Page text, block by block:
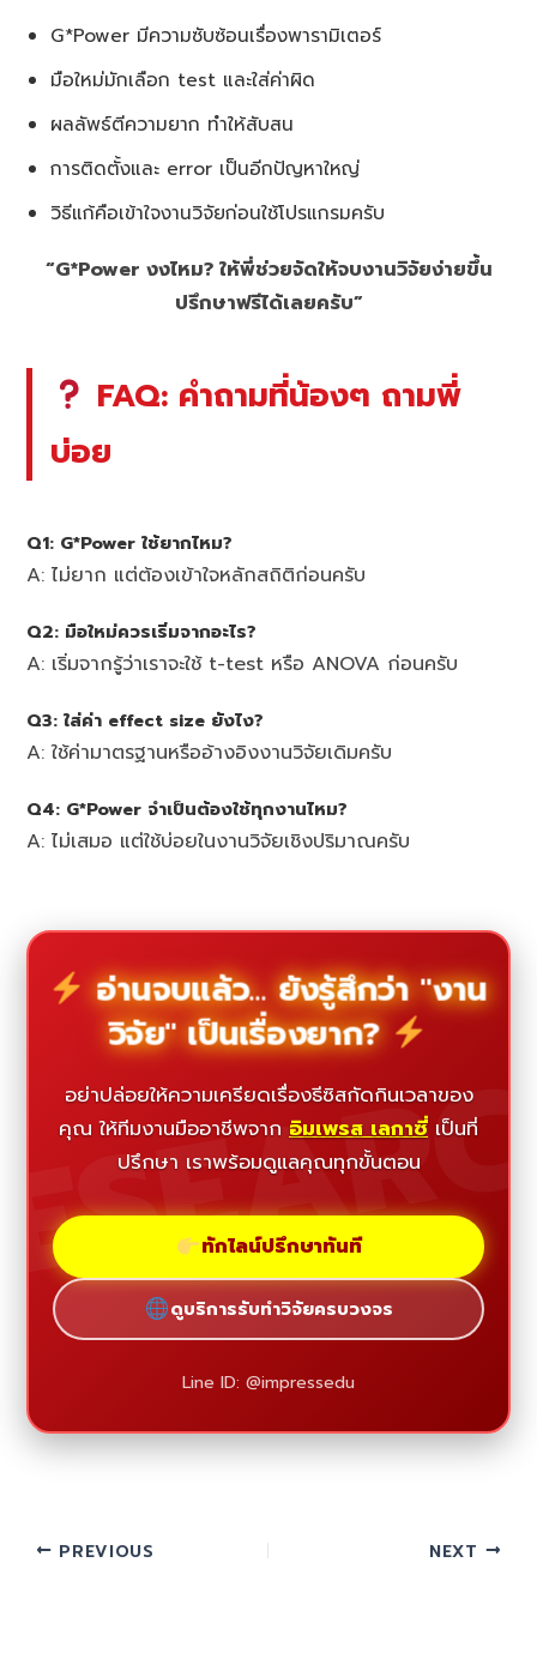
G*Power มีความซับซ้อนเรื่องพารามิเตอร์
มือใหม่มักเลือก test และใส่ค่าผิด
ผลลัพธ์ตีความยาก ทำให้สับสน
การติดตั้งและ error เป็นอีกปัญหาใหญ่
วิธีแก้คือเข้าใจงานวิจัยก่อนใช้โปรแกรมครับ
“G*Power งงไหม? ให้พี่ช่วยจัดให้จบงานวิจัยง่ายขึ้น
ปรึกษาฟรีได้เลยครับ”
FAQ: คำถามที่น้องๆ ถามพี่
บ่อย
Q1: G*Power ใช้ยากไหม?
A: ไม่ยาก แต่ต้องเข้าใจหลักสถิติก่อนครับ
Q2: มือใหม่ควรเริ่มจากอะไร?
A: เริ่มจากรู้ว่าเราจะใช้ t-test หรือ ANOVA ก่อนครับ
Q3: ใส่ค่า effect size ยังไง?
A: ใช้ค่ามาตรฐานหรืออ้างอิงงานวิจัยเดิมครับ
Q4: G*Power จำเป็นต้องใช้ทุกงานไหม?
A: ไม่เสมอ แต่ใช้บ่อยในงานวิจัยเชิงปริมาณครับ
อ่านจบแล้ว... ยังรู้สึกว่า "งาน
วิจัย" เป็นเรื่องยาก?
อย่าปล่อยให้ความเครียดเรื่องธีซิสกัดกินเวลาของ
คุณ ให้ทีมงานมืออาชีพจาก อิมเพรส เลกาซี่ เป็นที่
ปรึกษา เราพร้อมดูแลคุณทุกขั้นตอน
ทักไลน์ปรึกษาทันที
ดูบริการรับทำวิจัยครบวงจร
Line ID: @impressedu
PREVIOUS NEXT